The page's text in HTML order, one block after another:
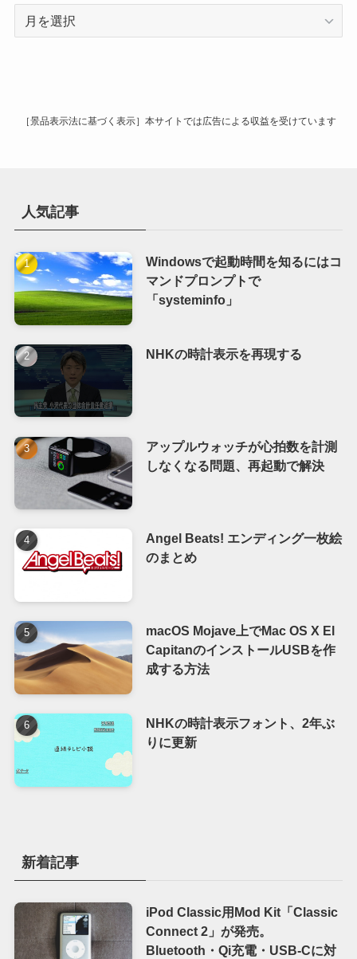
［景品表示法に基づく表示］本サイトでは広告による収益を受けています
人気記事
Windowsで起動時間を知るにはコ
マンドプロンプトで
「systeminfo」
NHKの時計表示を再現する
アップルウォッチが心拍数を計測
しなくなる問題、再起動で解決
Angel Beats! エンディング一枚絵
のまとめ
macOS Mojave上でMac OS X El
CapitanのインストールUSBを作
成する方法
NHKの時計表示フォント、2年ぶ
りに更新
新着記事
iPod Classic用Mod Kit「Classic
Connect 2」が発売。
Bluetooth・Qi充電・USB-Cに対